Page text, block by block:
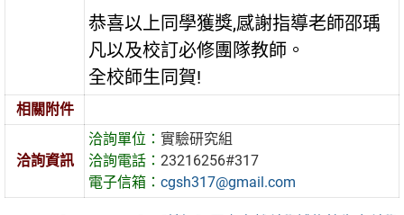
恭喜以上同學獲獎,感謝指導老師邵瑀
凡以及校訂必修團隊教師。
全校師生同賀!
相關附件
洽詢資訊
洽詢單位：實驗研究組
洽詢電話：23216256#317
電子信箱：cgsh317@gmail.com